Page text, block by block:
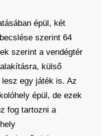
épül, két
szerint 64
szerint a vendégtér
külső
egy játék is. Az
épül, de ezek
fog tartozni a